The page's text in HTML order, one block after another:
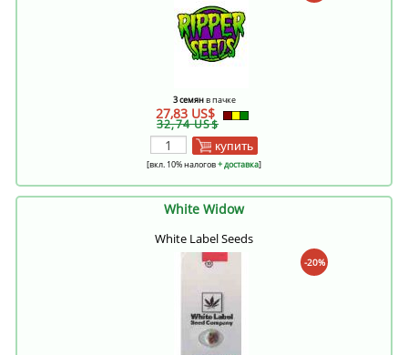
3 семянв пачке
27,83 US$
32,74 US$
купить
[вкл. 10% налогов+ доставка]
White Widow
White Label Seeds
-20%